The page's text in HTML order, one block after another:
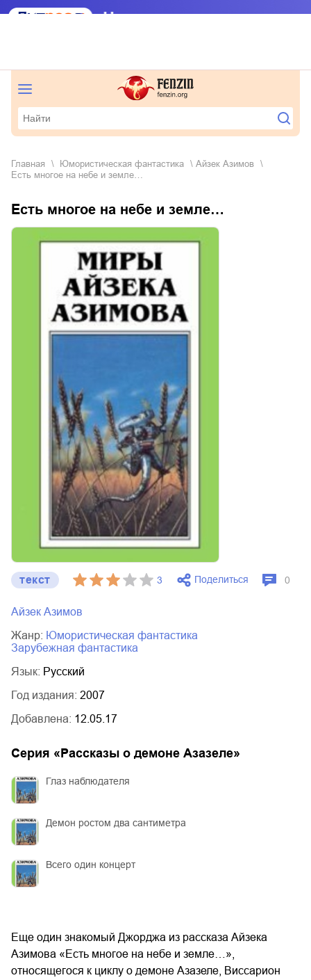
Главная юмористическая фантастика
Айзек Азимов
Есть многое на небе и земле…
Есть многое на небе и земле…
текст 3 Поделиться 0
Айзек Азимов
Жанр:
юмористическая фантастика
зарубежная фантастика
Язык: Русский
Год издания: 2007
Добавлена: 12.05.17
Серия «Рассказы о демоне Азазеле»
Глаз наблюдателя
Демон ростом два сантиметра
Всего один концерт
Еще один знакомый Джорджа из рассказа Айзека
Азимова «Есть многое на небе и земле…»,
относящегося к циклу о демоне Азазеле, Виссарион